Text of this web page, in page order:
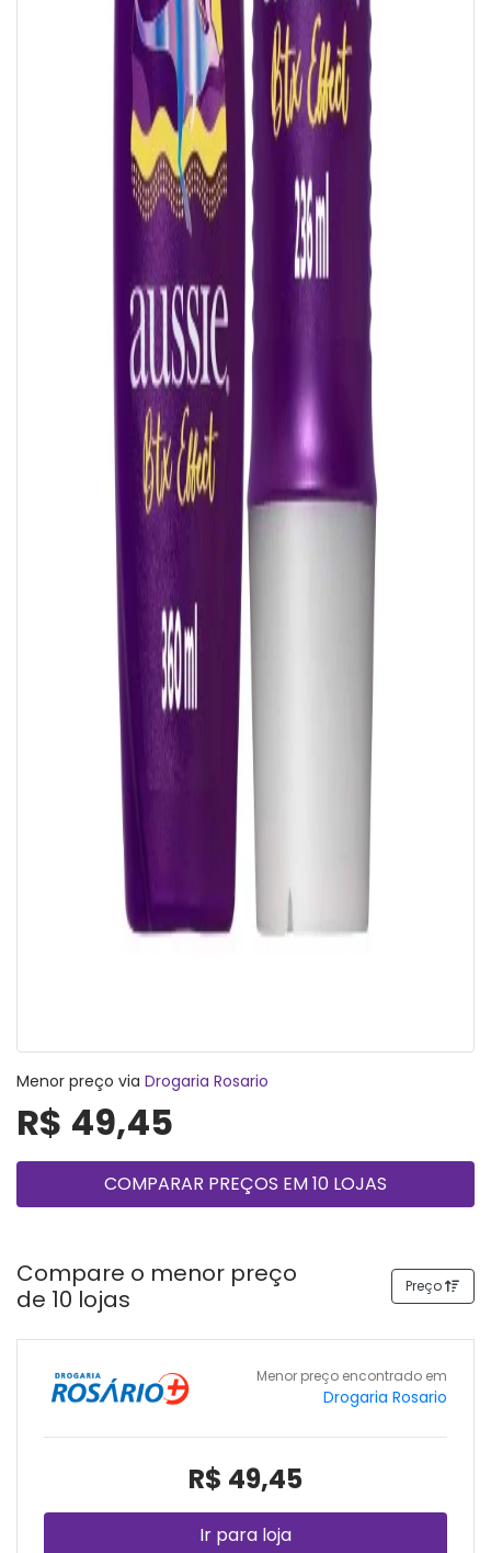
Menor preço via Drogaria Rosario
R$ 49,45
COMPARAR PREÇOS EM 10 LOJAS
Compare o menor preço
de 10 lojas
Preço
Menor preço encontrado em
Drogaria Rosario
R$ 49,45
Ir para loja